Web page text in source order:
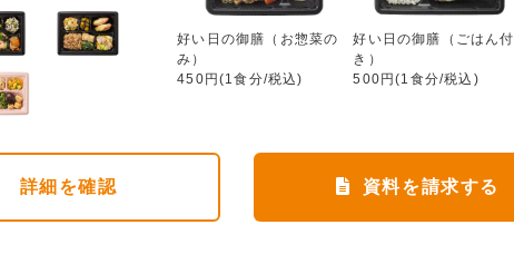
ワタミdeおいしい健康
552円(1食分/税込)
好い日の御膳（お惣菜の
み）
450円(1食分/税込)
好い日の御膳（ごはん付
き）
500円(1食分/税込)
詳細 を確認 資料を請求する